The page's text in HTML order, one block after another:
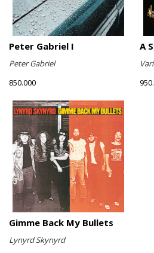
Peter Gabriel I
Peter Gabriel
850.000
A
Gimme Back My Bullets
Lynyrd Skynyrd